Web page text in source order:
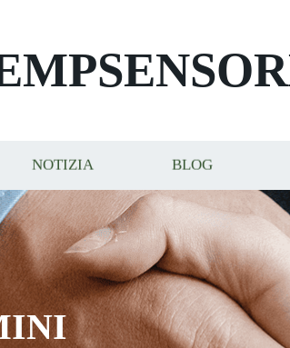
NOTIZIA BLOG